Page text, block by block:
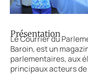
Présentation
Le Courrier du
Baroin, est un
parlementaires, aux
principaux acteurs